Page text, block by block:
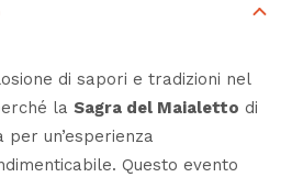
di sapori e tradizioni nel
la Sagra del Maialetto di
un’esperienza
Questo evento